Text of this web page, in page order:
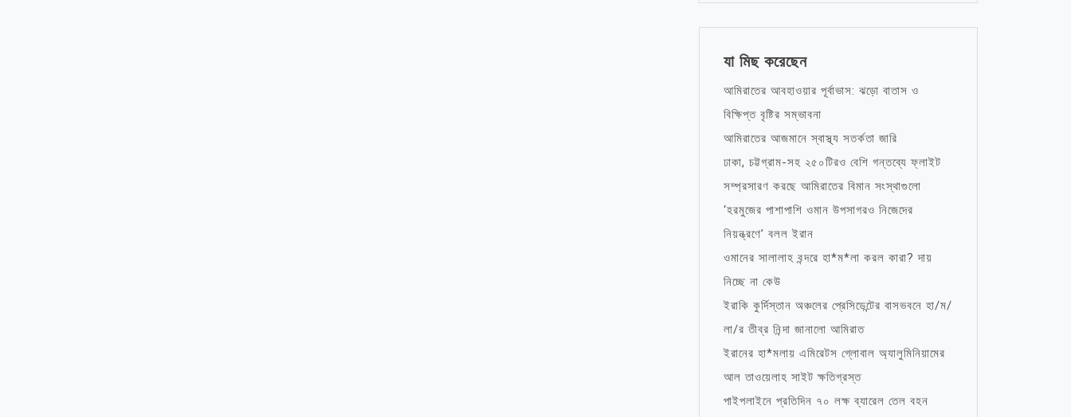
যা মিছ করেছেন
আমিরাতের আবহাওয়ার পূর্বাভাস: ঝড়ো বাতাস ও
বিক্ষিপ্ত বৃষ্টির সম্ভাবনা
আমিরাতের আজমানে স্বাস্থ্য সতর্কতা জারি
ঢাকা, চট্টগ্রাম-সহ ২৫০টিরও বেশি গন্তব্যে ফ্লাইট
সম্প্রসারণ করছে আমিরাতের বিমান সংস্থাগুলো
‘হরমুজের পাশাপাশি ওমান উপসাগরও নিজেদের
নিয়ন্ত্রণে’ বলল ইরান
ওমানের সালালাহ বন্দরে হা*ম*লা করল কারা? দায়
নিচ্ছে না কেউ
ইরাকি কুর্দিস্তান অঞ্চলের প্রেসিডেন্টের বাসভবনে হা/ম/
লা/র তীব্র নিন্দা জানালো আমিরাত
ইরানের হা*মলায় এমিরেটস গ্লোবাল অ্যালুমিনিয়ামের
আল তাওয়েলাহ সাইট ক্ষতিগ্রস্ত
পাইপলাইনে প্রতিদিন ৭০ লক্ষ ব্যারেল তেল বহন